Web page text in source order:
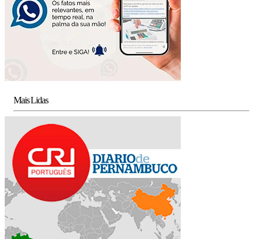
Mais Lidas